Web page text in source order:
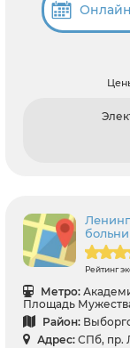
Рейтинг
Метро:
Площадь
Район:
Адрес: СПб, пр.